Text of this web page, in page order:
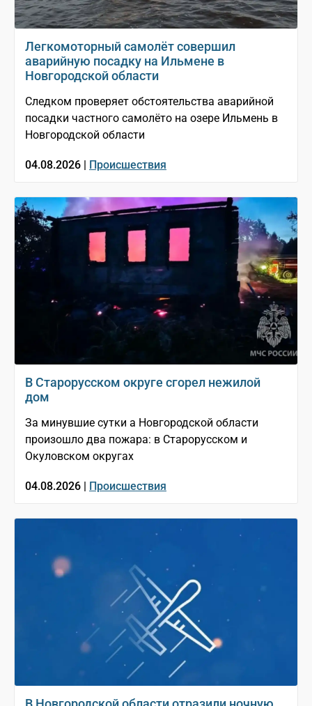
Легкомоторный самолёт совершил
аварийную посадку на Ильмене в
Новгородской области
Следком проверяет обстоятельства аварийной
посадки частного самолёто на озере Ильмень в
Новгородской области
04.08.2026 | Происшествия
В Старорусском округе сгорел нежилой
дом
За минувшие сутки а Новгородской области
произошло два пожара: в Старорусском и
Окуловском округах
04.08.2026 | Происшествия